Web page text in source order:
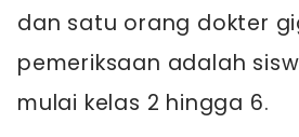
dan satu orang dokter
pemeriksaan adalah
mulai kelas 2 hingga 6.